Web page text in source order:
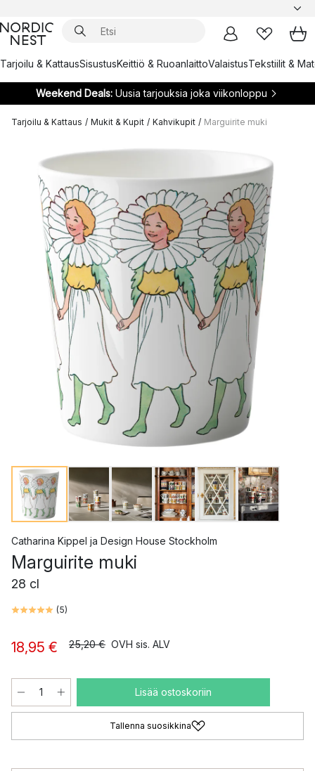
Tarjoilu & KattausSisustusKeittiö & RuoanlaittoValaistusTekstiilit &
Weekend Deals:Uusia tarjouksia joka viikonloppu
Tarjoilu & Kattaus / Mukit & Kupit / Kahvikupit / Marguirite muki
Catharina Kippel ja Design House Stockholm
Marguirite muki
28 cl
(5)
18,95 € 25,20 € OVH sis. ALV
Lisää ostoskoriin
Tallenna suosikkina